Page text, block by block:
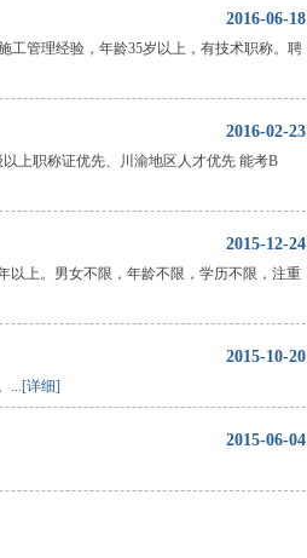
2016-06-18
工管理经验，年龄35岁以上，有技术职称。聘
2016-02-23
上职称证优先、川渝地区人才优先 能考B
2015-12-24
以上。男女不限，年龄不限，学历不限，注重
2015-10-20
...[详细]
2015-06-04